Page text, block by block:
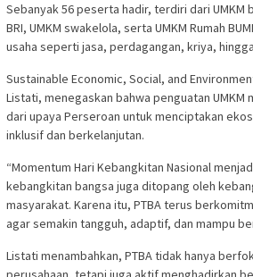
Sebanyak 56 peserta hadir, terdiri dari UMKM
BRI, UMKM swakelola, serta UMKM Rumah
usaha seperti jasa, perdagangan, kriya,
Sustainable Economic, Social, and
Listati, menegaskan bahwa penguatan UMKM
dari upaya Perseroan untuk menciptakan
inklusif dan berkelanjutan.
“Momentum Hari Kebangkitan Nasional
kebangkitan bangsa juga ditopang oleh
masyarakat. Karena itu, PTBA terus
agar semakin tangguh, adaptif, dan mampu
Listati menambahkan, PTBA tidak hanya